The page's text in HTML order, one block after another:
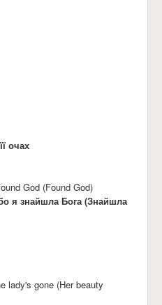
очах
God (Found God)
я знайшла Бога (Знайшла
lady's gone (Her beauty